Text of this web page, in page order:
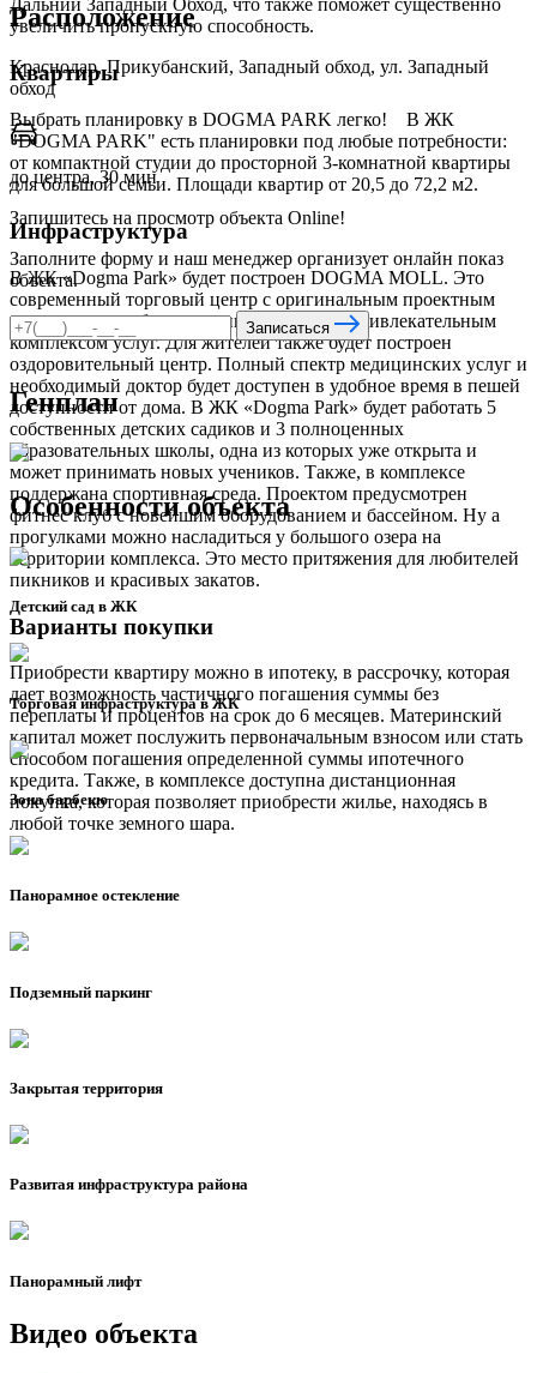
Дальний Западный Обход, что также поможет существенно
увеличить пропускную способность.
Квартиры
Выбрать планировку в DOGMA PARK легко!⠀ В ЖК
"DOGMA PARK" есть планировки под любые потребности:
от компактной студии до просторной 3-комнатной квартиры
для большой семьи. Площади квартир от 20,5 до 72,2 м2.
Инфраструктура
В ЖК «Dogma Park» будет построен DOGMA MOLL. Это
современный торговый центр с оригинальным проектным
решением с необычными интерьерами и привлекательным
комплексом услуг. Для жителей также будет построен
оздоровительный центр. Полный спектр медицинских услуг и
необходимый доктор будет доступен в удобное время в пешей
доступности от дома. В ЖК «Dogma Park» будет работать 5
собственных детских садиков и 3 полноценных
образовательных школы, одна из которых уже открыта и
может принимать новых учеников. Также, в комплексе
поддержана спортивная среда. Проектом предусмотрен
фитнес клуб с новейшим оборудованием и бассейном. Ну а
прогулками можно насладиться у большого озера на
территории комплекса. Это место притяжения для любителей
пикников и красивых закатов.
Варианты покупки
Приобрести квартиру можно в ипотеку, в рассрочку, которая
дает возможность частичного погашения суммы без
переплаты и процентов на срок до 6 месяцев. Материнский
капитал может послужить первоначальным взносом или стать
способом погашения определенной суммы ипотечного
кредита. Также, в комплексе доступна дистанционная
покупка, которая позволяет приобрести жилье, находясь в
любой точке земного шара.
Расположение
Краснодар, Прикубанский, Западный обход, ул. Западный
обход
до центра, 30 мин
Запишитесь на просмотр объекта Online!
Заполните форму и наш менеджер организует онлайн показ
объекта.
Записаться
Генплан
Особенности объекта
Детский сад в ЖК
Торговая инфраструктура в ЖК
Зона барбекю
Панорамное остекление
Подземный паркинг
Закрытая территория
Развитая инфраструктура района
Панорамный лифт
Видео объекта